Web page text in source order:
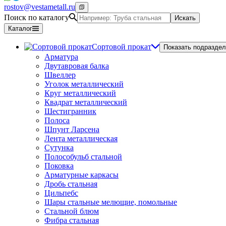
rostov@vestametall.ru
Поиск по каталогу
Искать
Каталог
Сортовой прокат Показать
Арматура
Двутавровая балка
Швеллер
Уголок металлический
Круг металлический
Квадрат металлический
Шестигранник
Полоса
Шпунт Ларсена
Лента металлическая
Сутунка
Полособульб стальной
Поковка
Арматурные каркасы
Дробь стальная
Цильпебс
Шары стальные мелющие, помольные
Стальной блюм
Фибра стальная